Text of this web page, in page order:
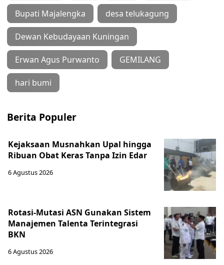
Bupati Majalengka desa telukagung
Dewan Kebudayaan Kuningan
Erwan Agus Purwanto GEMILANG
hari bumi
Berita Populer
Kejaksaan Musnahkan Upal hingga
Ribuan Obat Keras Tanpa Izin Edar
6 Agustus 2026
Rotasi-Mutasi ASN Gunakan Sistem
Manajemen Talenta Terintegrasi
BKN
6 Agustus 2026